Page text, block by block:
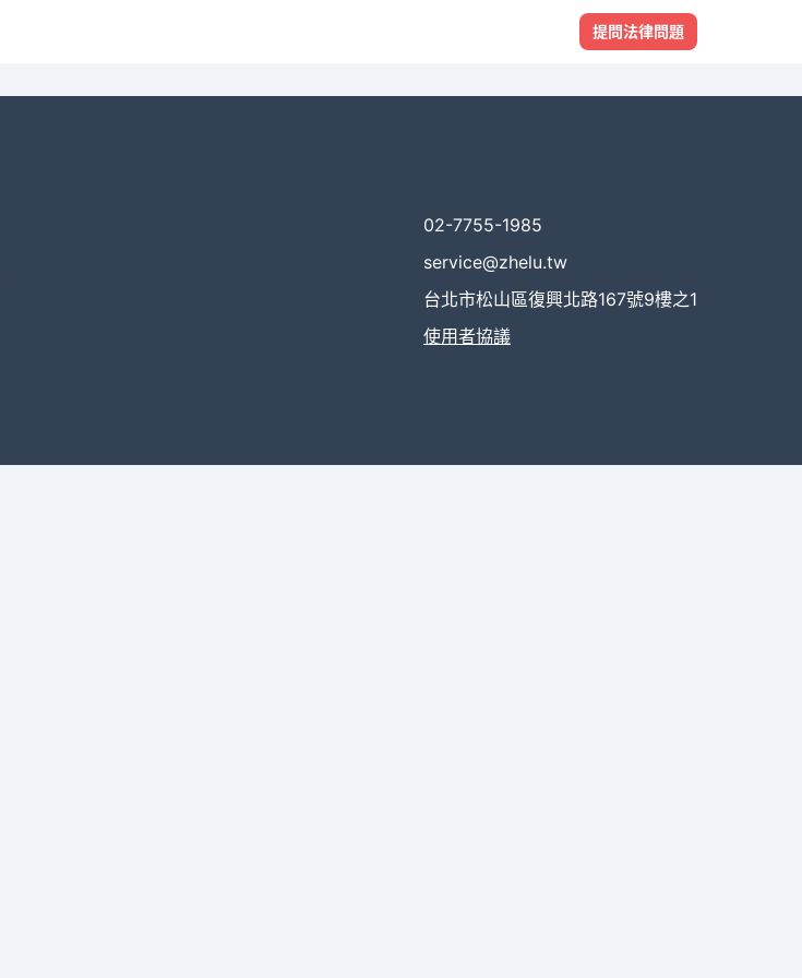
提問法律問題
02-7755-1985
service@zhelu.tw
台北市松山區復興北路167號9樓之1
使用者協議